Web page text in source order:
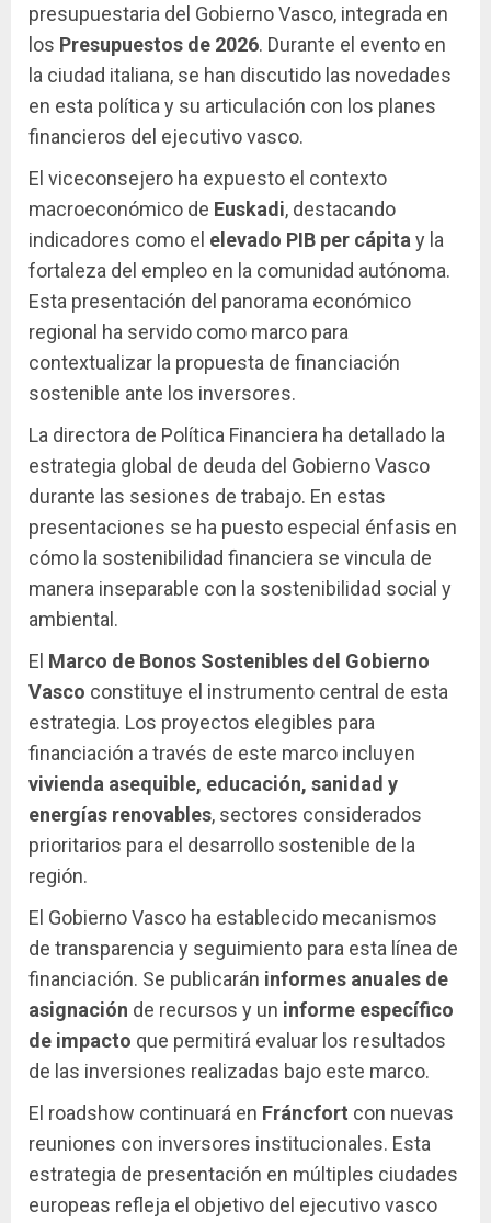
presupuestaria del Gobierno Vasco, integrada en
los Presupuestos de 2026. Durante el evento en
la ciudad italiana, se han discutido las novedades
en esta política y su articulación con los planes
financieros del ejecutivo vasco.
El viceconsejero ha expuesto el contexto
macroeconómico de Euskadi, destacando
indicadores como el elevado PIB per cápita y la
fortaleza del empleo en la comunidad autónoma.
Esta presentación del panorama económico
regional ha servido como marco para
contextualizar la propuesta de financiación
sostenible ante los inversores.
La directora de Política Financiera ha detallado la
estrategia global de deuda del Gobierno Vasco
durante las sesiones de trabajo. En estas
presentaciones se ha puesto especial énfasis en
cómo la sostenibilidad financiera se vincula de
manera inseparable con la sostenibilidad social y
ambiental.
El Marco de Bonos Sostenibles del Gobierno
Vasco constituye el instrumento central de esta
estrategia. Los proyectos elegibles para
financiación a través de este marco incluyen
vivienda asequible, educación, sanidad y
energías renovables, sectores considerados
prioritarios para el desarrollo sostenible de la
región.
El Gobierno Vasco ha establecido mecanismos
de transparencia y seguimiento para esta línea de
financiación. Se publicarán informes anuales de
asignación de recursos y un informe específico
de impacto que permitirá evaluar los resultados
de las inversiones realizadas bajo este marco.
El roadshow continuará en Fráncfort con nuevas
reuniones con inversores institucionales. Esta
estrategia de presentación en múltiples ciudades
europeas refleja el objetivo del ejecutivo vasco